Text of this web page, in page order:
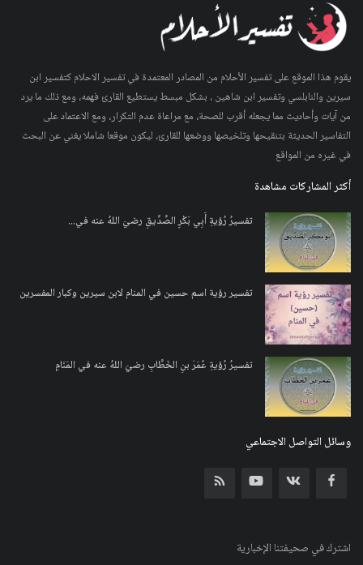
يقوم هذا الموقع على تفسير الأحلام من المصادر المعتمدة في تفسير الاحلام كتفسير ابن
سيرين والنابلسي وتفسير ابن شاهين ، بشكل مبسط يستطيع القارئ فهمه، ومع ذلك ما يرد
من آيات وأحاديث مما يجعله أقرب للصحة، مع مراعاة عدم التكرار، ومع الاعتماد على
التفاسير الحديثة بتنقيحها وتلخيصها ووضعها للقارئ، ليكون موقعا شاملا يغني عن البحث
في غيره من المواقع
أكثر المشاركات مشاهدة
تفسيرُ رُؤيةِ أَبِي بَكْرٍ الصِّدِّيقِ رضيَ اللهُ عنه في...
تفسير رؤية اسم حسين في المنام لابن سيرين وكبار المفسرين
تفسيرُ رُؤيةِ عُمَرَ بنِ الخَطَّابِ رضيَ اللهُ عنه في المَنَامِ
وسائل التواصل الاجتماعي
اشترك في صحيفتنا الإخبارية